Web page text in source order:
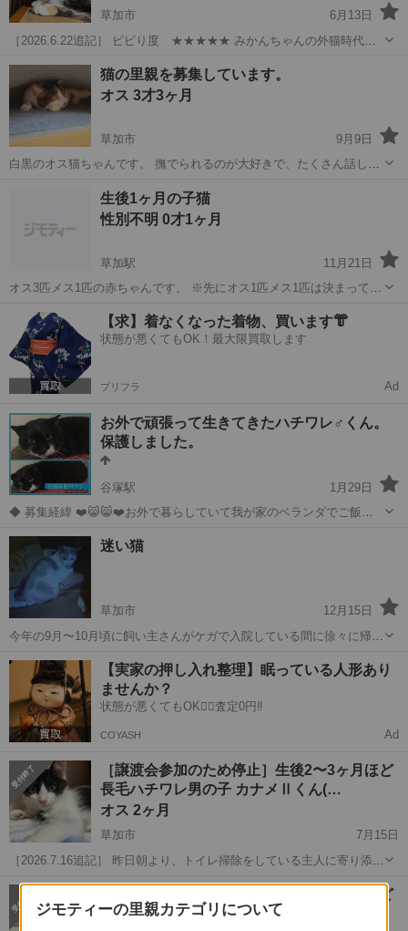
草加市
6月13日
［2026.6.22追記］ ビビり度 ★★★★★ みかんちゃんの外猫時代の
です。 おおよその年齢が2歳くらいと判断しますので、修正いたしま
す。 ◆経緯 足利に...
埼玉 草加市 猫 トライアル
猫の里親を募集しています。
オス 3才3ヶ月
草加市
9月9日
白黒のオス猫ちゃんです。 撫でられるのが大好きで、たくさん話しか
生後1ヶ月の子猫
性別不明 0才1ヶ月
草加駅
11月21日
オス3匹メス1匹の赤ちゃんです。 ※先にオス1匹メス1匹は決まってお
れるようになり たくさん歩くようになりました🤗 みんな甘えん坊さん
で抱っこしてあげる...
埼玉 草加駅 猫 メス
【求】着なくなった着物、買います👘
状態が悪くてもOK！最大限買取します
プリフラ Ad
お外で頑張って生きてきたハチワレ♂くん。
保護しました。
谷塚駅
1月29日
◆ 募集経緯 ❤️😸😸❤️お外で暮らしていて我が家のベランダでご飯を
た。 まだまだ人間が怖いようです🙀💦 健康状態は🍚食欲旺盛 💩問題
なし！ 健康そのもの！！人...
埼玉 草加市 谷塚駅
迷い猫
草加市
12月15日
今年の9月〜10月頃に飼い主さんがケガで入院している間に徐々に帰っ
前はチョビ。 白地にグレーの模様。首輪なし。 草加市清門町あたりで
見かけた方、近所で居着い...
埼玉 草加市 猫 迷い
【実家の押し入れ整理】眠っている人形あり
ませんか？
状態が悪くてもOK🙆‍♀️査定0円‼️
COYASH Ad
［譲渡会参加のため停止］生後2〜3ヶ月ほど
長毛ハチワレ男の子 カナメⅡくん(…
オス 2ヶ月
草加市
7月15日
［2026.7.16追記］ 昨日朝より、トイレ掃除をしている主人に寄り添
て来ました。 抱っこが好きな...
埼玉 草加市 猫 ワクチン
［譲渡会参加のため停止］生後2〜3ヶ月ほど
ハチワレ男の子 コヒビトくん(仮)
ジモティーの里親カテゴリについて